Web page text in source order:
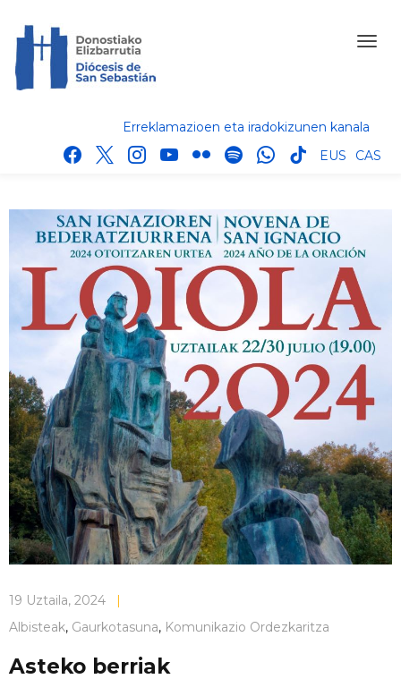
Erreklamazioen eta iradokizunen kanala
facebook
x instagram
youtube
flickr spotifywhatsapp
tik
EUS CAS
19 Uztaila, 2024
|
Albisteak, Gaurkotasuna, Komunikazio Ordezkaritza
Asteko berriak